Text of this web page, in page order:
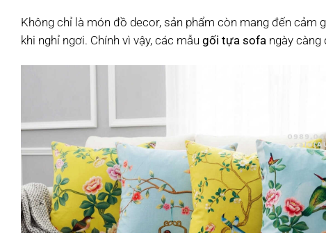
Không chỉ là món đồ decor, sản phẩm còn mang đến cảm
khi nghỉ ngơi. Chính vì vậy, các mẫu gối tựa sofa ngày càng